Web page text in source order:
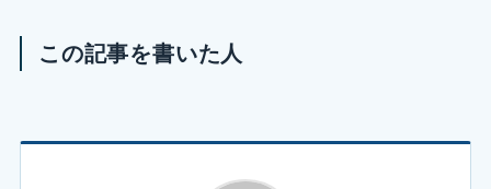
この記事を書いた人